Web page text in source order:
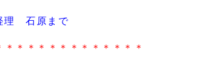
石原まで
＊＊＊＊＊＊＊＊＊＊＊＊